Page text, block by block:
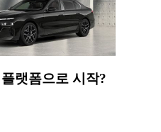
랫폼으로 시작?